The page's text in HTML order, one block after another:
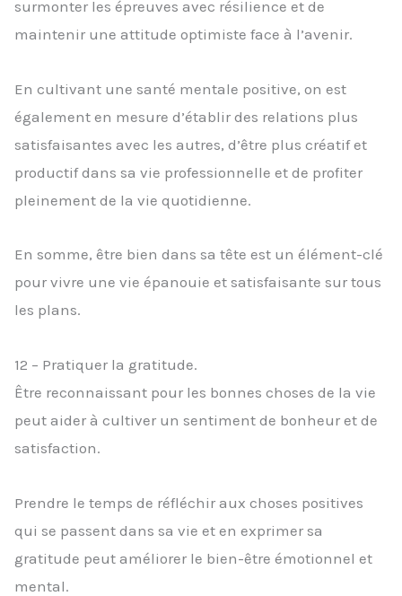
surmonter les épreuves avec résilience et de
maintenir une attitude optimiste face à l’avenir.
En cultivant une santé mentale positive, on est
également en mesure d’établir des relations plus
satisfaisantes avec les autres, d’être plus créatif et
productif dans sa vie professionnelle et de profiter
pleinement de la vie quotidienne.
En somme, être bien dans sa tête est un élément-clé
pour vivre une vie épanouie et satisfaisante sur tous
les plans.
12 – Pratiquer la gratitude.
Être reconnaissant pour les bonnes choses de la vie
peut aider à cultiver un sentiment de bonheur et de
satisfaction.
Prendre le temps de réfléchir aux choses positives
qui se passent dans sa vie et en exprimer sa
gratitude peut améliorer le bien-être émotionnel et
mental.